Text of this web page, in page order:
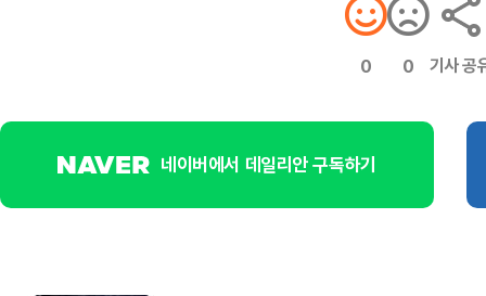
0 0 기사 공
네이버에서 데일리안 구독하기